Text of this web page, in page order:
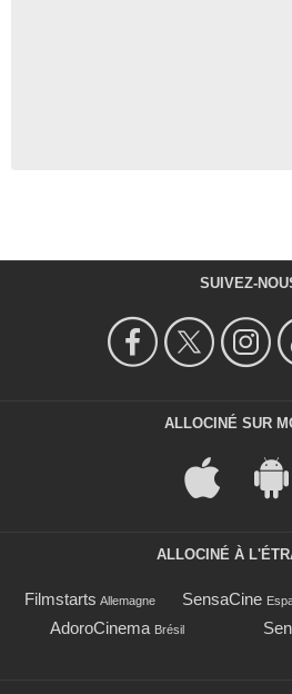
SUIVEZ-
ALLOCINÉ SUR
ALLOCINÉ À
Filmstarts Allemagne SensaCine
AdoroCinema Brésil